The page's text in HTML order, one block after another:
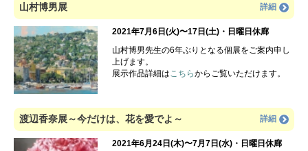
山村博男展 詳細
2021年7月6日(火)〜17日(土)・日曜日休廊
山村博男先生の6年ぶりとなる個展をご案内申し
上げます。
展示作品詳細はこちらからご覧いただけます。
渡辺香奈展～今だけは、花を愛でよ～ 詳細
2021年6月24日(木)〜7月7日(水)・日曜日休廊